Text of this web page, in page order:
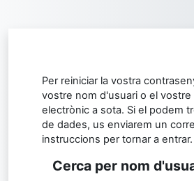
Per reiniciar la vostra
vostre nom d'usuari o el vostre
electrònic a sota. Si el podem
de dades, us enviarem un
instruccions per tornar a entrar.
Cerca per nom d'usuari
Cerca per nom